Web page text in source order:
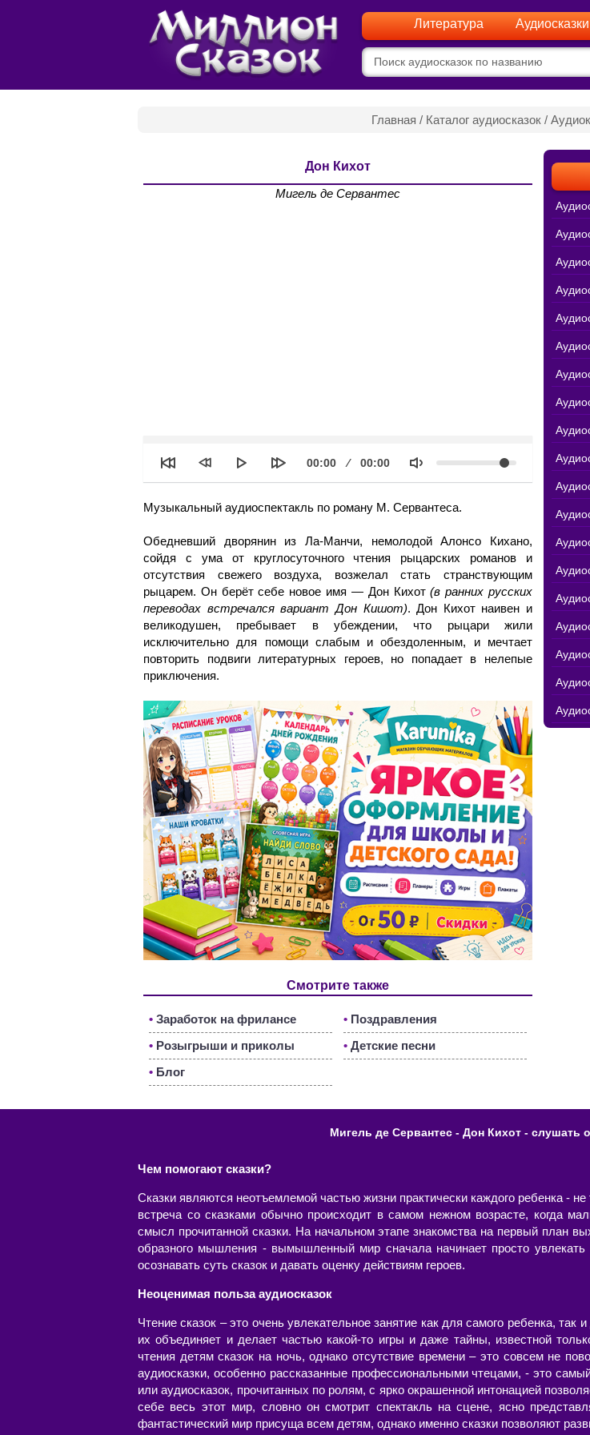
Литература Аудиосказки
Главная / Каталог аудиосказок /
Дон Кихот
Мигель де Сервантес
Текущее
00:00 Продолжительность
00:00 Объем
Музыкальный аудиоспектакль по роману М. Сервантеса.
Обедневший дворянин из Ла-Манчи, немолодой Алонсо Кихано,
сойдя с ума от круглосуточного чтения рыцарских романов и
отсутствия свежего воздуха, возжелал стать странствующим
рыцарем. Он берёт себе новое имя — Дон Кихот(в ранних русских
переводах встречался вариант Дон Кишот). Дон Кихот наивен и
великодушен, пребывает в убеждении, что рыцари жили
исключительно для помощи слабым и обездоленным, и мечтает
повторить подвиги литературных героев, но попадает в нелепые
приключения.
Смотрите также
• Заработок на фрилансе • Поздравления
• Розыгрыши и приколы • Детские песни
• Блог
Мигель де Сервантес - Дон Кихот - слушать
Чем помогают сказки?
Сказки являются неотъемлемой частью жизни практически каждого ребенка -
встреча со сказками обычно происходит в самом нежном возрасте, когда
смысл прочитанной сказки. На начальном этапе знакомства на первый план
образного мышления - вымышленный мир сначала начинает просто
осознавать суть сказок и давать оценку действиям героев.
Неоценимая польза аудиосказок
Чтение сказок – это очень увлекательное занятие как для самого ребенка,
их объединяет и делает частью какой-то игры и даже тайны, известной
чтения детям сказок на ночь, однако отсутствие времени – это совсем не
аудиосказки, особенно рассказанные профессиональными чтецами, - это
или аудиосказок, прочитанных по ролям, с ярко окрашенной интонацией
себе весь этот мир, словно он смотрит спектакль на сцене, ясно
фантастический мир присуща всем детям, однако именно сказки позволяют